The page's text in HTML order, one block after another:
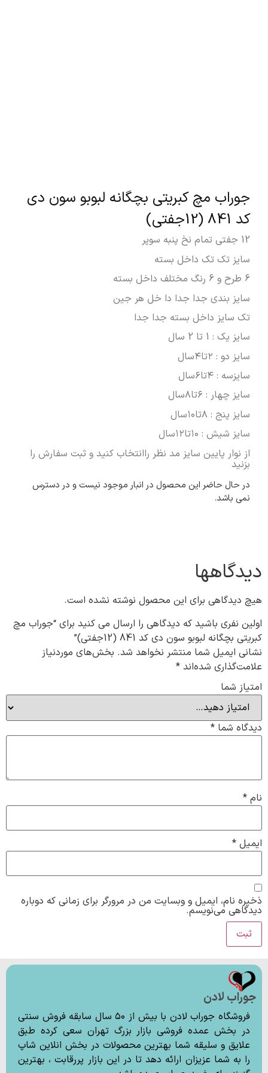
جوراب مچ کبریتی بچگانه لبوبو سون دی
کد 841 (12جفتی)
12 جفتی تمام نخ پنبه سوپر
سایز تک تک داخل بسته
6 طرح و 6 رنگ مختلف داخل بسته
سایز بندی جدا جدا دا خل هر جین
تک سایز داخل بسته جدا جدا
سایز یک : 1 تا 2 سال
سایز دو : ۲تا۴سال
سایزسه : ۴تا۶سال
سایز چهار : ۶تا۸سال
سایز پنج : ۸تا۱۰سال
سایز شیش : ۱۰تا۱۲سال
از نوار پایین سایز مد نظر راانتخاب کنید و ثبت سفارش را
بزنید
در حال حاضر این محصول در انبار موجود نیست و در دسترس
نمی باشد.
دیدگاهها
هیچ دیدگاهی برای این محصول نوشته نشده است.
اولین نفری باشید که دیدگاهی را ارسال می کنید برای “جوراب مچ
کبریتی بچگانه لبوبو سون دی کد 841 (12جفتی)”
نشانی ایمیل شما منتشر نخواهد شد. بخش‌های موردنیاز
علامت‌گذاری شده‌اند *
امتیاز شما
دیدگاه شما *
نام *
ایمیل *
ذخیره نام، ایمیل و وبسایت من در مرورگر برای زمانی که دوباره
دیدگاهی می‌نویسم.
جوراب لادن
فروشگاه جوراب لادن با بیش از ۵۰ سال سابقه فروش سنتی
در بخش عمده فروشی بازار بزرگ تهران سعی کرده طبق
علایق و سلیقه شما بهترین محصولات در بخش انلاین شاپ
را به شما عزیزان ارائه دهد تا در این بازار پررقابت ، بهترین